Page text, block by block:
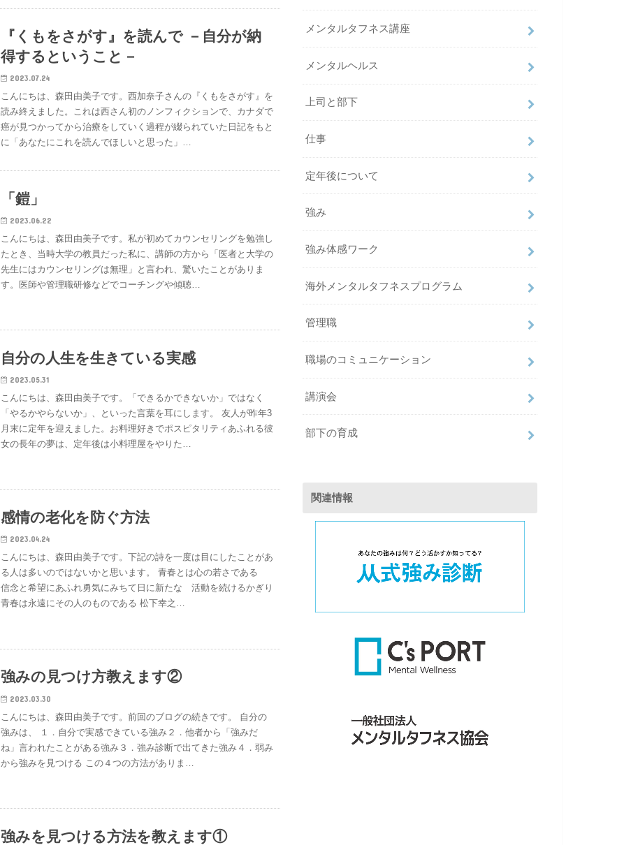
『くもをさがす』を読んで －自分が納
得するということ－
2023.07.24
こんにちは、森田由美子です。西加奈子さんの『くもをさがす』を
読み終えました。これは西さん初のノンフィクションで、カナダで
癌が見つかってから治療をしていく過程が綴られていた日記をもと
に「あなたにこれを読んでほしいと思った」…
「鎧」
2023.06.22
こんにちは、森田由美子です。私が初めてカウンセリングを勉強し
たとき、当時大学の教員だった私に、講師の方から「医者と大学の
先生にはカウンセリングは無理」と言われ、驚いたことがありま
す。医師や管理職研修などでコーチングや傾聴…
自分の人生を生きている実感
2023.05.31
こんにちは、森田由美子です。「できるかできないか」ではなく
「やるかやらないか」、といった言葉を耳にします。 友人が昨年3
月末に定年を迎えました。お料理好きでポスピタリティあふれる彼
女の長年の夢は、定年後は小料理屋をやりた…
感情の老化を防ぐ方法
2023.04.24
こんにちは、森田由美子です。下記の詩を一度は目にしたことがあ
る人は多いのではないかと思います。 青春とは心の若さである
信念と希望にあふれ勇気にみちて日に新たな 活動を続けるかぎり
青春は永遠にその人のものである 松下幸之…
強みの見つけ方教えます②
2023.03.30
こんにちは、森田由美子です。前回のブログの続きです。 自分の
強みは、 １．自分で実感できている強み２．他者から「強みだ
ね」言われたことがある強み３．強み診断で出てきた強み４．弱み
から強みを見つける この４つの方法がありま…
強みを見つける方法を教えます①
メンタルタフネス講座
メンタルヘルス
上司と部下
仕事
定年後について
強み
強み体感ワーク
海外メンタルタフネスプログラム
管理職
職場のコミュニケーション
講演会
部下の育成
関連情報